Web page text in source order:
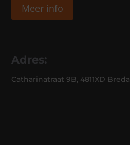
Meer info
Adres:
Catharinatraat 9B, 4811XD Breda